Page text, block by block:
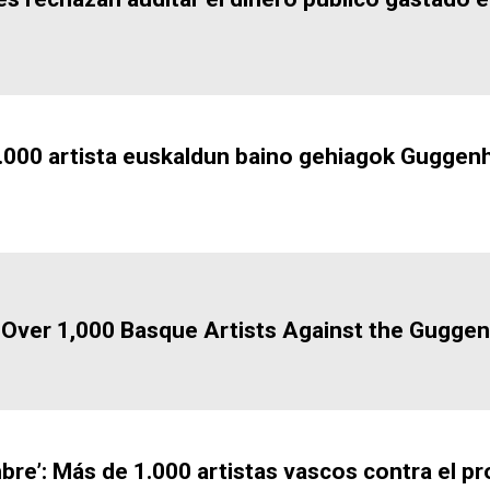
artista euskaldun baino gehiagok
1,000 Basque Artists Against the
Más de 1.000 artistas vascos contra el